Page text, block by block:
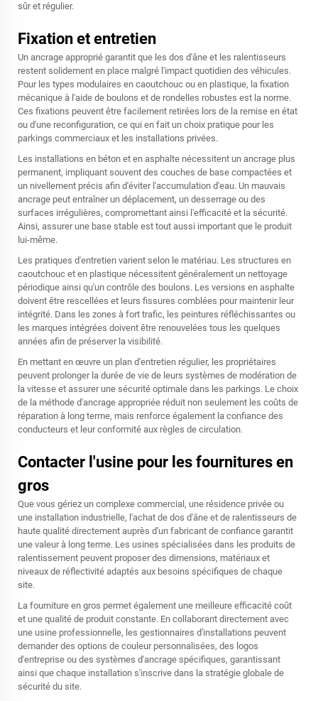
sûr et régulier.
Fixation et entretien
Un ancrage approprié garantit que les dos d'âne et les ralentisseurs
restent solidement en place malgré l'impact quotidien des véhicules.
Pour les types modulaires en caoutchouc ou en plastique, la fixation
mécanique à l'aide de boulons et de rondelles robustes est la norme.
Ces fixations peuvent être facilement retirées lors de la remise en état
ou d'une reconfiguration, ce qui en fait un choix pratique pour les
parkings commerciaux et les installations privées.
Les installations en béton et en asphalte nécessitent un ancrage plus
permanent, impliquant souvent des couches de base compactées et
un nivellement précis afin d'éviter l'accumulation d'eau. Un mauvais
ancrage peut entraîner un déplacement, un desserrage ou des
surfaces irrégulières, compromettant ainsi l'efficacité et la sécurité.
Ainsi, assurer une base stable est tout aussi important que le produit
lui-même.
Les pratiques d'entretien varient selon le matériau. Les structures en
caoutchouc et en plastique nécessitent généralement un nettoyage
périodique ainsi qu'un contrôle des boulons. Les versions en asphalte
doivent être rescellées et leurs fissures comblées pour maintenir leur
intégrité. Dans les zones à fort trafic, les peintures réfléchissantes ou
les marques intégrées doivent être renouvelées tous les quelques
années afin de préserver la visibilité.
En mettant en œuvre un plan d'entretien régulier, les propriétaires
peuvent prolonger la durée de vie de leurs systèmes de modération de
la vitesse et assurer une sécurité optimale dans les parkings. Le choix
de la méthode d'ancrage appropriée réduit non seulement les coûts de
réparation à long terme, mais renforce également la confiance des
conducteurs et leur conformité aux règles de circulation.
Contacter l'usine pour les fournitures en
gros
Que vous gériez un complexe commercial, une résidence privée ou
une installation industrielle, l'achat de dos d'âne et de ralentisseurs de
haute qualité directement auprès d'un fabricant de confiance garantit
une valeur à long terme. Les usines spécialisées dans les produits de
ralentissement peuvent proposer des dimensions, matériaux et
niveaux de réflectivité adaptés aux besoins spécifiques de chaque
site.
La fourniture en gros permet également une meilleure efficacité coût
et une qualité de produit constante. En collaborant directement avec
une usine professionnelle, les gestionnaires d'installations peuvent
demander des options de couleur personnalisées, des logos
d'entreprise ou des systèmes d'ancrage spécifiques, garantissant
ainsi que chaque installation s'inscrive dans la stratégie globale de
sécurité du site.